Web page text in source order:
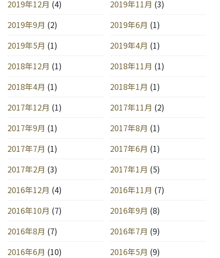
2019年12月 (4) 2019年11月 (3)
2019年9月 (2) 2019年6月 (1)
2019年5月 (1) 2019年4月 (1)
2018年12月 (1) 2018年11月 (1)
2018年4月 (1) 2018年1月 (1)
2017年12月 (1) 2017年11月 (2)
2017年9月 (1) 2017年8月 (1)
2017年7月 (1) 2017年6月 (1)
2017年2月 (3) 2017年1月 (5)
2016年12月 (4) 2016年11月 (7)
2016年10月 (7) 2016年9月 (8)
2016年8月 (7) 2016年7月 (9)
2016年6月 (10) 2016年5月 (9)